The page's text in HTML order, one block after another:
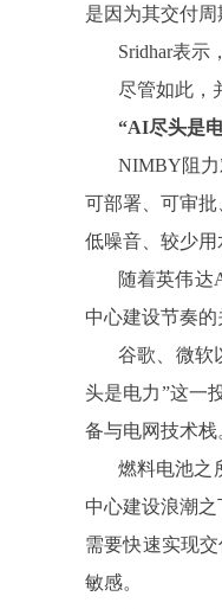
是因为其交付周
Sridhar表示
尽管如此，
“AI尽头是
NIMBY阻力
可部署、可审
低噪音、较少用
随着英伟达
中心建设节奏
谷歌、微软
头是电力”这一
备与电网技术栈
燃料电池之
中心建设浪潮
需要快速实现
敏感。